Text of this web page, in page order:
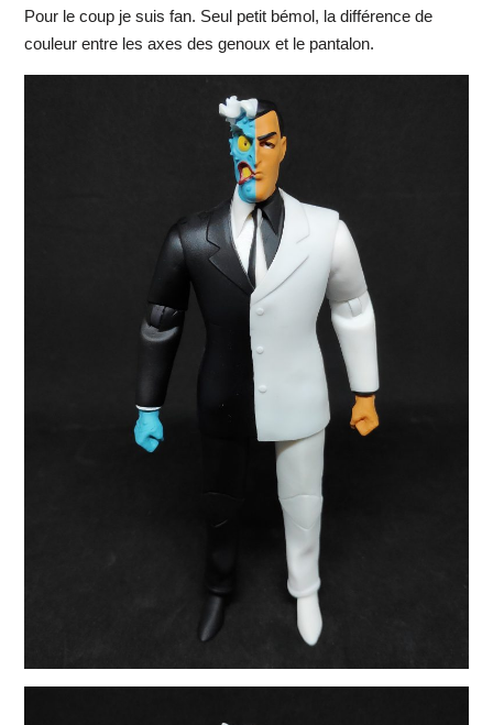
Pour le coup je suis fan. Seul petit bémol, la différence de
couleur entre les axes des genoux et le pantalon.